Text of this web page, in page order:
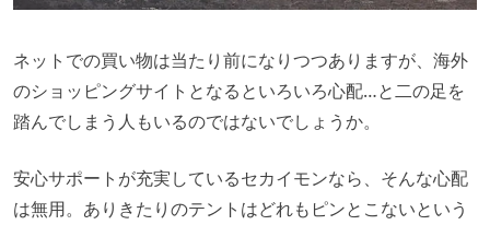
ネットでの買い物は当たり前になりつつありますが、海外
のショッピングサイトとなるといろいろ心配…と二の足を
踏んでしまう人もいるのではないでしょうか。
安心サポートが充実しているセカイモンなら、そんな心配
は無用。ありきたりのテントはどれもピンとこないという